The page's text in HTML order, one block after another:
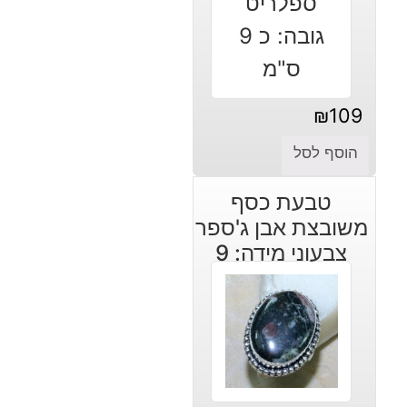
₪109
הוסף לסל
טבעת כסף
משובצת אבן ג'ספר
צבעוני מידה: 9